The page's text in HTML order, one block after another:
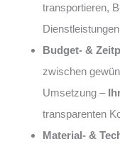
transportieren,
Budget- &
zwischen
Umsetzung –
transparenten
Material- &